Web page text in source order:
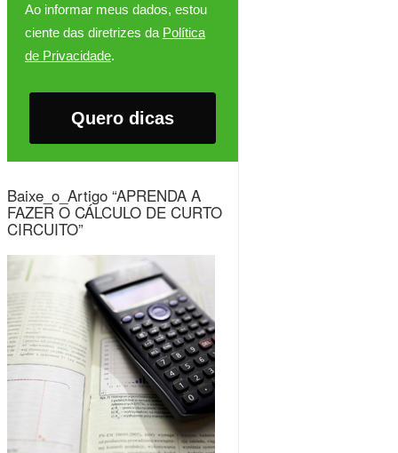
Ao informar meus dados, estou
ciente das diretrizes da Política
de Privacidade.
Quero dicas
Baixe_o_Artigo “APRENDA A
FAZER O CÁLCULO DE CURTO
CIRCUITO”